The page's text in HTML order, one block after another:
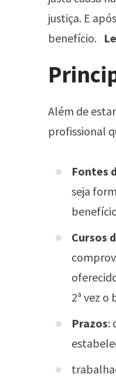
justiça. E
benefício.
Além de
profissional
Fontes
seja
Cursos
2ª vez
Prazos: